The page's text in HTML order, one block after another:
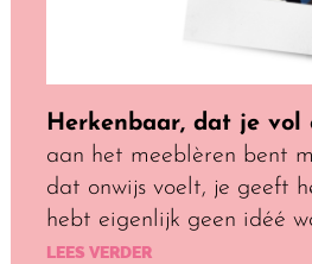
Herkenbaar, dat je
aan het meeblèren bent
dat onwijs voelt, je geeft
hebt eigenlijk geen idéé
LEES VERDER